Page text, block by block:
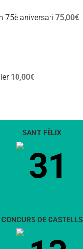
75è aniversari 75,00€
10,00€
SANT FÈLIX
31
CONCURS DE CASTELLS